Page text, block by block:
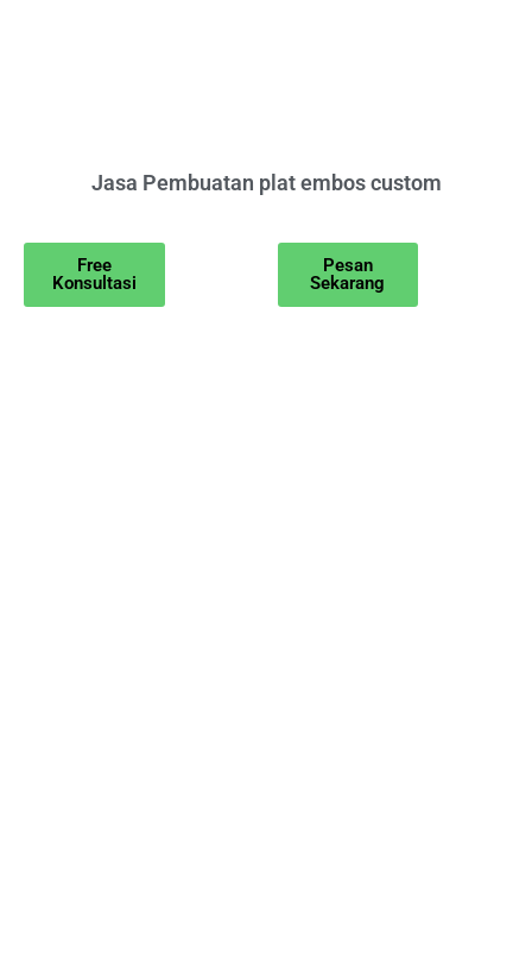
Jasa Pembuatan plat embos custom
Free
Konsultasi
Pesan
Sekarang